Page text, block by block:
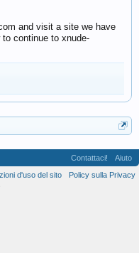
and visit a site we have
continue to xnude-
Contattaci!
Aiuto
d'uso del sito
Policy sulla Privacy